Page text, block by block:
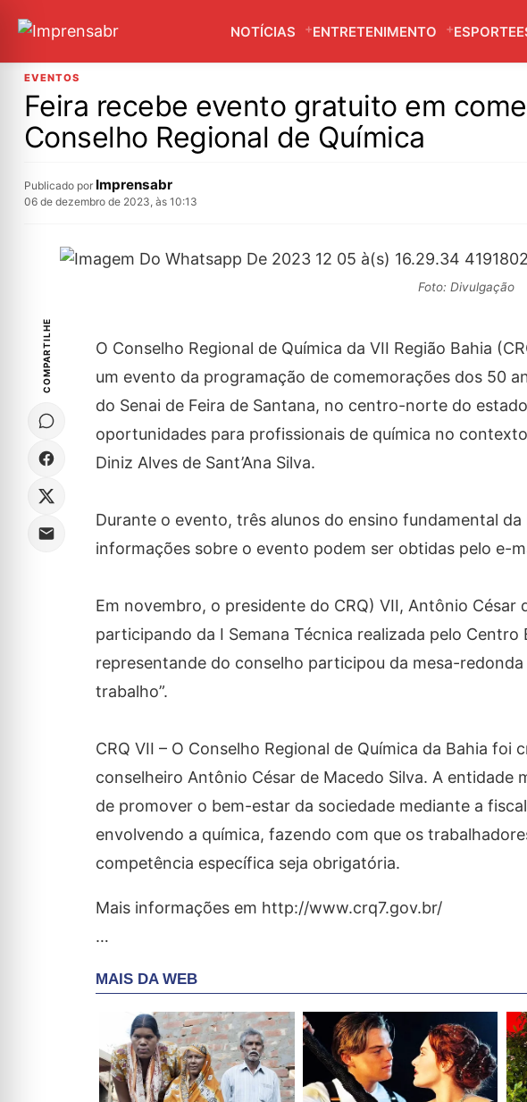
NOTÍCIAS ENTRETENIMENTO ESPORTE
EVENTOS
Feira recebe evento gratuito em
Conselho Regional de Química
Publicado por Imprensabr
06 de dezembro de 2023, às 10:13
Foto: Divulgação
COMPARTILHE
O Conselho Regional de Química da VII Região Bahia
um evento da programação de comemorações dos 50
do Senai de Feira de Santana, no centro-norte do
oportunidades para profissionais de química no
Diniz Alves de Sant’Ana Silva.
Durante o evento, três alunos do ensino fundamental
informações sobre o evento podem ser obtidas pelo e-
Em novembro, o presidente do CRQ) VII, Antônio César
participando da I Semana Técnica realizada pelo
representande do conselho participou da mesa-
trabalho”.
CRQ VII – O Conselho Regional de Química da Bahia
conselheiro Antônio César de Macedo Silva. A
de promover o bem-estar da sociedade mediante a
envolvendo a química, fazendo com que os
competência específica seja obrigatória.
Mais informações em http://www.crq7.gov.br/
…